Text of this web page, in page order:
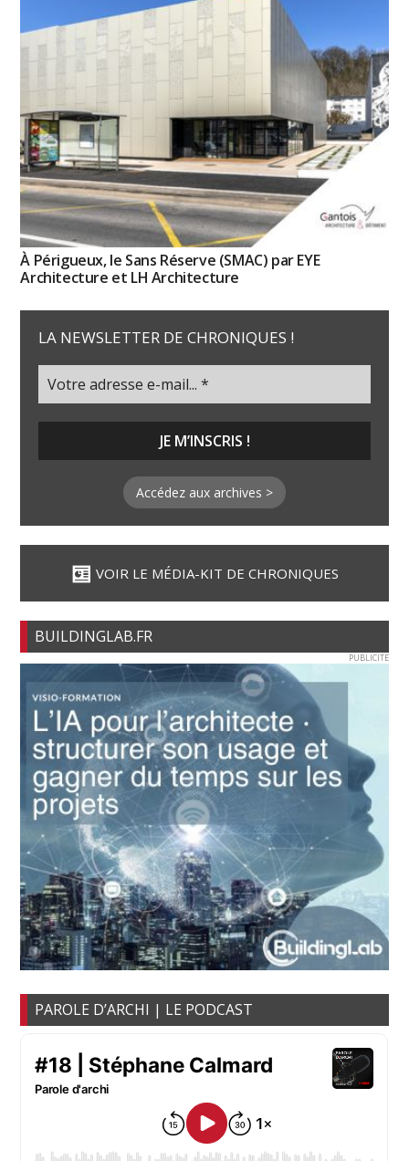
À Périgueux, le Sans Réserve (SMAC) par EYE
Architecture et LH Architecture
LA NEWSLETTER DE CHRONIQUES !
Accédez aux archives >
VOIR LE MÉDIA-KIT DE CHRONIQUES
BUILDINGLAB.FR
PUBLICITE
PAROLE D’ARCHI | LE PODCAST